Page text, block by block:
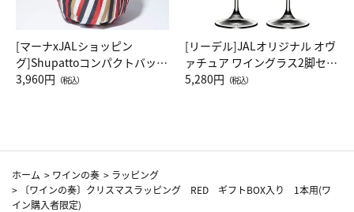
[マーナxJALショッピン
グ]Shupattoコンパクトバッグ
Drop JAL客室乗務員（LC）ス
3,960円 （税込）
[リーデル]JALオリジナル オヴ
ァチュア ワイングラス2脚セッ
ト（レッドワイン）
5,280円 （税込）
ホーム > ワインの奏 > ラッピング
>
〔ワインの奏〕クリスマスラッピング RED ギフトBOX入り 1本用(ワ
イン購入者限定)